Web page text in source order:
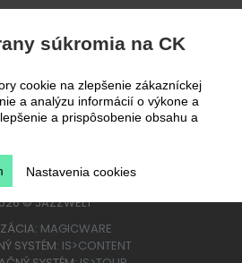
Po - Pi 9 - 17 hod
0850 777 888
©JAZZWELT
MAGICWARE
SYSTÉM: IS>CONTENT
súkromia na CK
cookie na zlepšenie zákazníckej
a analýzu informácií o výkone a
a prispôsobenie obsahu a
Nastavenia cookies